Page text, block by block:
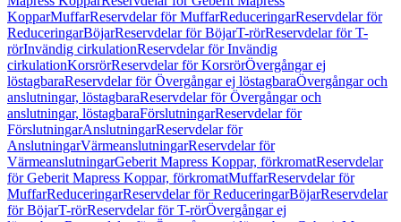
KopparMuffarReservdelar för MuffarReduceringarReservdelar för
ReduceringarBöjarReservdelar för BöjarT-rörReservdelar för T-
rörInvändig cirkulationReservdelar för Invändig
cirkulationKorsrörReservdelar för KorsrörÖvergångar ej
löstagbaraReservdelar för Övergångar ej löstagbaraÖvergångar och
anslutningar, löstagbaraReservdelar för Övergångar och
anslutningar, löstagbaraFörslutningarReservdelar för
FörslutningarAnslutningarReservdelar för
AnslutningarVärmeanslutningarReservdelar för
VärmeanslutningarGeberit Mapress Koppar, förkromatReservdelar
för Geberit Mapress Koppar, förkromatMuffarReservdelar för
MuffarReduceringarReservdelar för ReduceringarBöjarReservdelar
för BöjarT-rörReservdelar för T-rörÖvergångar ej